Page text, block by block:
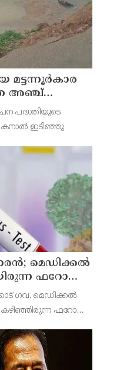
മട്ടന്നൂർകാര
അഞ്ച്
പദ്ധതിയുടെ
കനാൽ ഇടിഞ്ഞു
മെഡിക്കല്‍
ഫറോക്ക്
ഗവ. മെഡിക്കല്‍
ഫറോക്ക്